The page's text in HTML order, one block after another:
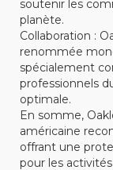
soutenir les
planète.
Collaboration :
renommée
spécialement
professionnels
optimale.
En somme,
américaine
offrant une
pour les